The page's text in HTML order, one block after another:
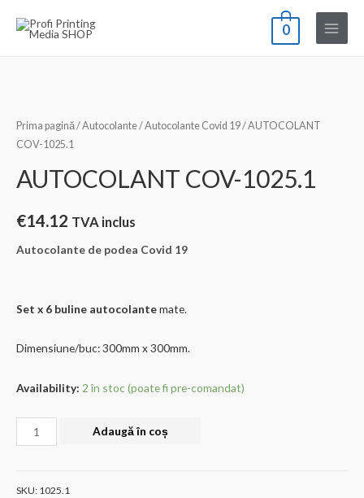
0
Main
Prima pagină/Autocolante/Autocolante Covid 19/ AUTOCOLANT
COV-1025.1
AUTOCOLANT COV-1025.1
€14.12 TVA inclus
Autocolante de podea Covid 19
Set x 6 buline autocolantemate.
Dimensiune/buc: 300mm x 300mm.
Availability: 2 în stoc (poate fi pre-comandat)
Cantitate
AUTOCOLANT
1025.1
Adaugă în coș
SKU: 1025.1